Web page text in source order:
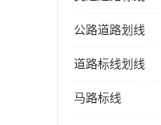
公路道路划线
道路标线划线
马路标线